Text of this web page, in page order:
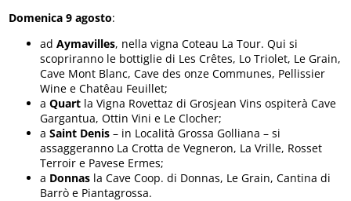
Domenica 9 agosto:
adAymavilles, nella vigna Coteau La Tour. Qui si
scopriranno le bottiglie di Les Crêtes, Lo Triolet, Le Grain,
Cave Mont Blanc, Cave des onze Communes, Pellissier
Wine e Chatêau Feuillet;
aQuart la Vigna Rovettaz di Grosjean Vins ospiterà Cave
Gargantua, Ottin Vini e Le Clocher;
aSaint Denis – in Località Grossa Golliana – si
assaggeranno La Crotta de Vegneron, La Vrille, Rosset
Terroir e Pavese Ermes;
a Donnas la Cave Coop. di Donnas, Le Grain, Cantina di
Barrò e Piantagrossa.